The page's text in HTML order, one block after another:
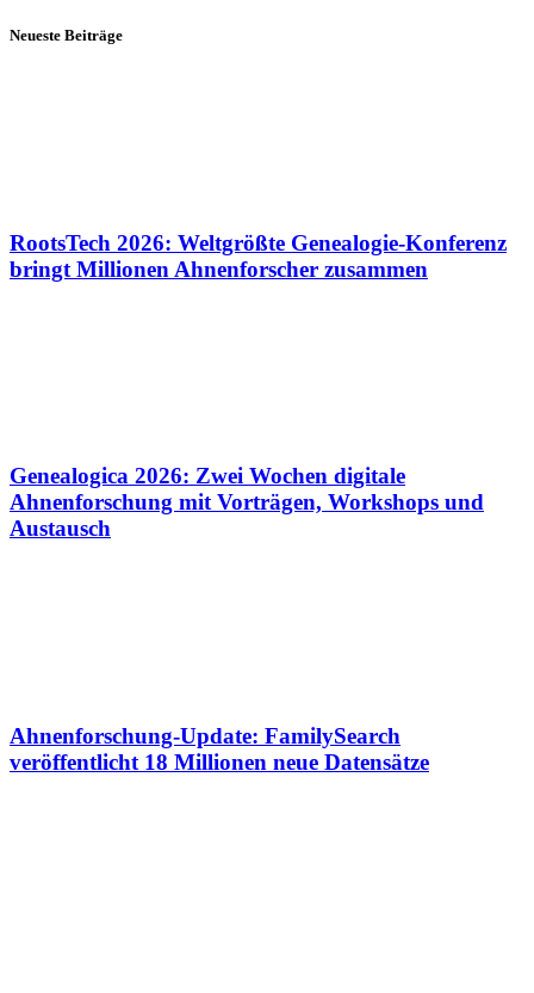
Neueste Beiträge
RootsTech 2026: Weltgrößte Genealogie-Konferenz
bringt Millionen Ahnenforscher zusammen
Genealogica 2026: Zwei Wochen digitale
Ahnenforschung mit Vorträgen, Workshops und
Austausch
Ahnenforschung-Update: FamilySearch
veröffentlicht 18 Millionen neue Datensätze